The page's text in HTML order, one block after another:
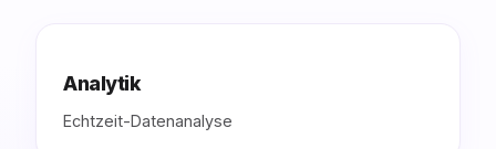
Analytik
Echtzeit-Datenanalyse